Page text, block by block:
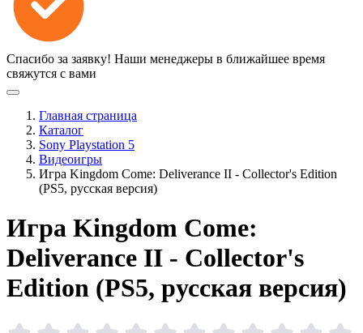
Спасибо за заявку! Наши менеджеры в ближайшее время
свяжутся с вами
Главная страница
Каталог
Sony Playstation 5
Видеоигры
Игра Kingdom Come: Deliverance II - Collector's Edition
(PS5, русская версия)
Игра Kingdom Come:
Deliverance II - Collector's
Edition (PS5, русская версия)